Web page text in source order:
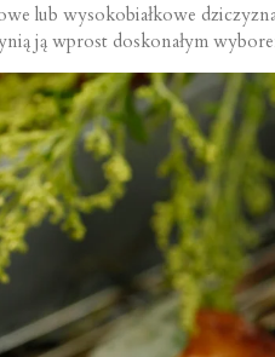
lub wysokobiałkowe
ją wprost doskonałym